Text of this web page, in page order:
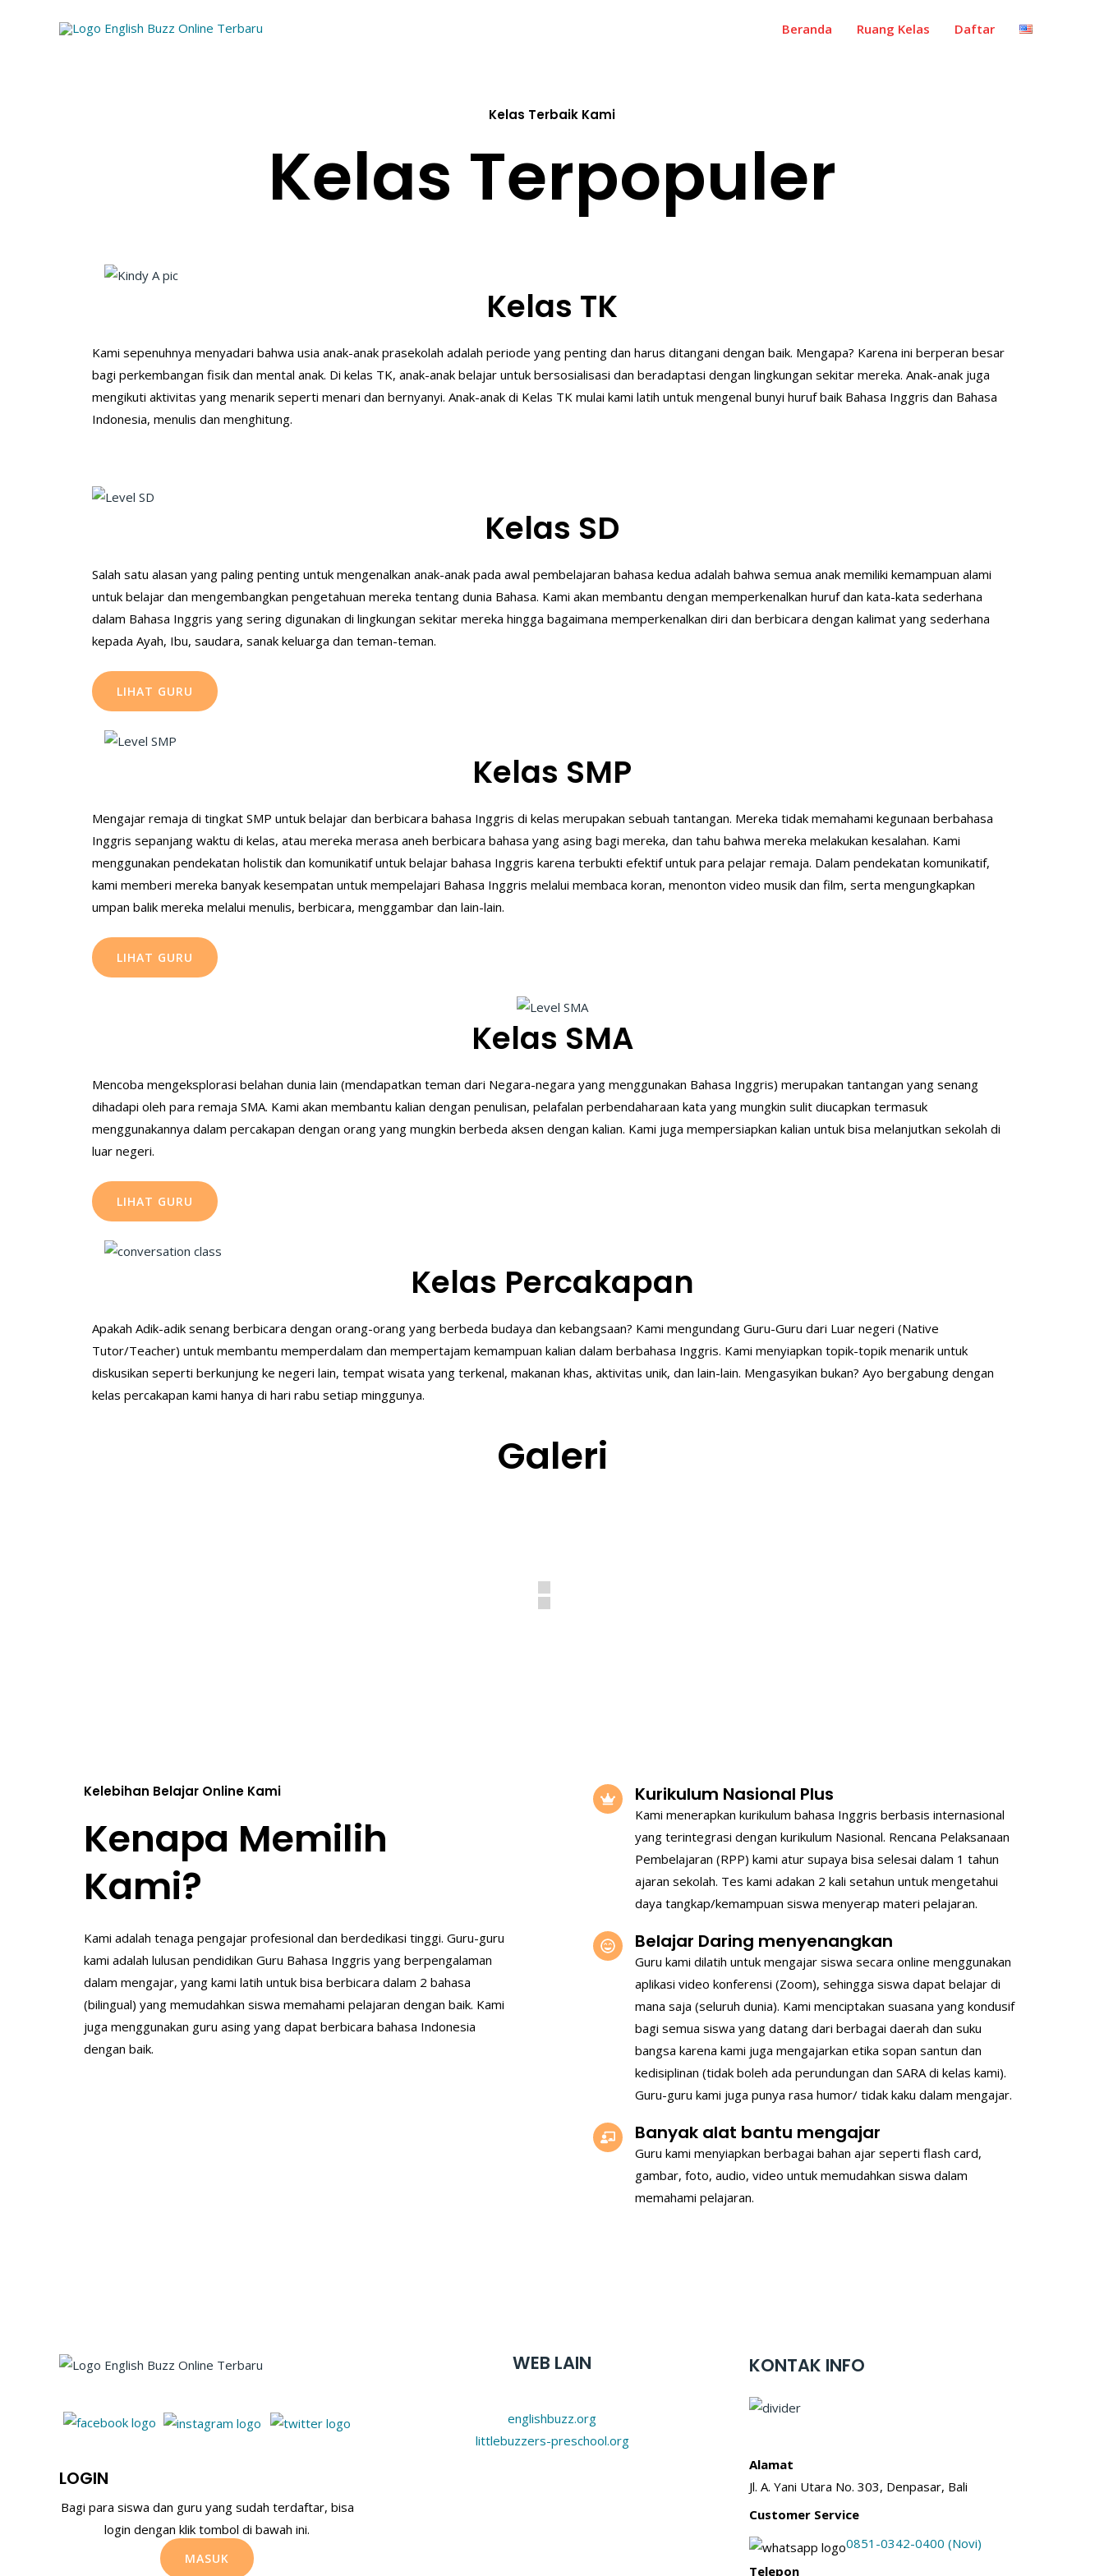
Beranda Ruang Kelas Daftar
Kelas Terbaik Kami
Kelas Terpopuler
Kelas TK
Kami sepenuhnya menyadari bahwa usia anak-anak prasekolah adalah periode yang penting dan harus ditangani dengan baik. Mengapa? Karena ini berperan besar
bagi perkembangan fisik dan mental anak. Di kelas TK, anak-anak belajar untuk bersosialisasi dan beradaptasi dengan lingkungan sekitar mereka. Anak-anak juga
mengikuti aktivitas yang menarik seperti menari dan bernyanyi. Anak-anak di Kelas TK mulai kami latih untuk mengenal bunyi huruf baik Bahasa Inggris dan Bahasa
Indonesia, menulis dan menghitung.
Kelas SD
Salah satu alasan yang paling penting untuk mengenalkan anak-anak pada awal pembelajaran bahasa kedua adalah bahwa semua anak memiliki kemampuan alami
untuk belajar dan mengembangkan pengetahuan mereka tentang dunia Bahasa. Kami akan membantu dengan memperkenalkan huruf dan kata-kata sederhana
dalam Bahasa Inggris yang sering digunakan di lingkungan sekitar mereka hingga bagaimana memperkenalkan diri dan berbicara dengan kalimat yang sederhana
kepada Ayah, Ibu, saudara, sanak keluarga dan teman-teman.
LIHAT GURU
Kelas SMP
Mengajar remaja di tingkat SMP untuk belajar dan berbicara bahasa Inggris di kelas merupakan sebuah tantangan. Mereka tidak memahami kegunaan berbahasa
Inggris sepanjang waktu di kelas, atau mereka merasa aneh berbicara bahasa yang asing bagi mereka, dan tahu bahwa mereka melakukan kesalahan. Kami
menggunakan pendekatan holistik dan komunikatif untuk belajar bahasa Inggris karena terbukti efektif untuk para pelajar remaja. Dalam pendekatan komunikatif,
kami memberi mereka banyak kesempatan untuk mempelajari Bahasa Inggris melalui membaca koran, menonton video musik dan film, serta mengungkapkan
umpan balik mereka melalui menulis, berbicara, menggambar dan lain-lain.
LIHAT GURU
Kelas SMA
Mencoba mengeksplorasi belahan dunia lain (mendapatkan teman dari Negara-negara yang menggunakan Bahasa Inggris) merupakan tantangan yang senang
dihadapi oleh para remaja SMA. Kami akan membantu kalian dengan penulisan, pelafalan perbendaharaan kata yang mungkin sulit diucapkan termasuk
menggunakannya dalam percakapan dengan orang yang mungkin berbeda aksen dengan kalian. Kami juga mempersiapkan kalian untuk bisa melanjutkan sekolah di
luar negeri.
LIHAT GURU
Kelas Percakapan
Apakah Adik-adik senang berbicara dengan orang-orang yang berbeda budaya dan kebangsaan? Kami mengundang Guru-Guru dari Luar negeri (Native
Tutor/Teacher) untuk membantu memperdalam dan mempertajam kemampuan kalian dalam berbahasa Inggris. Kami menyiapkan topik-topik menarik untuk
diskusikan seperti berkunjung ke negeri lain, tempat wisata yang terkenal, makanan khas, aktivitas unik, dan lain-lain. Mengasyikan bukan? Ayo bergabung dengan
kelas percakapan kami hanya di hari rabu setiap minggunya.
Galeri
Kelebihan Belajar Online Kami
Kenapa Memilih
Kami?
Kami adalah tenaga pengajar profesional dan berdedikasi tinggi. Guru-guru
kami adalah lulusan pendidikan Guru Bahasa Inggris yang berpengalaman
dalam mengajar, yang kami latih untuk bisa berbicara dalam 2 bahasa
(bilingual) yang memudahkan siswa memahami pelajaran dengan baik. Kami
juga menggunakan guru asing yang dapat berbicara bahasa Indonesia
dengan baik.
Kurikulum Nasional Plus
Kami menerapkan kurikulum bahasa Inggris berbasis internasional
yang terintegrasi dengan kurikulum Nasional. Rencana Pelaksanaan
Pembelajaran (RPP) kami atur supaya bisa selesai dalam 1 tahun
ajaran sekolah. Tes kami adakan 2 kali setahun untuk mengetahui
daya tangkap/kemampuan siswa menyerap materi pelajaran.
Belajar Daring menyenangkan
Guru kami dilatih untuk mengajar siswa secara online menggunakan
aplikasi video konferensi (Zoom), sehingga siswa dapat belajar di
mana saja (seluruh dunia). Kami menciptakan suasana yang kondusif
bagi semua siswa yang datang dari berbagai daerah dan suku
bangsa karena kami juga mengajarkan etika sopan santun dan
kedisiplinan (tidak boleh ada perundungan dan SARA di kelas kami).
Guru-guru kami juga punya rasa humor/ tidak kaku dalam mengajar.
Banyak alat bantu mengajar
Guru kami menyiapkan berbagai bahan ajar seperti flash card,
gambar, foto, audio, video untuk memudahkan siswa dalam
memahami pelajaran.
LOGIN
Bagi para siswa dan guru yang sudah terdaftar, bisa
login dengan klik tombol di bawah ini.
MASUK
WEB LAIN
englishbuzz.org
littlebuzzers-preschool.org
KONTAK INFO
Alamat
Jl. A. Yani Utara No. 303, Denpasar, Bali
Customer Service
0851-0342-0400 (Novi)
Telepon